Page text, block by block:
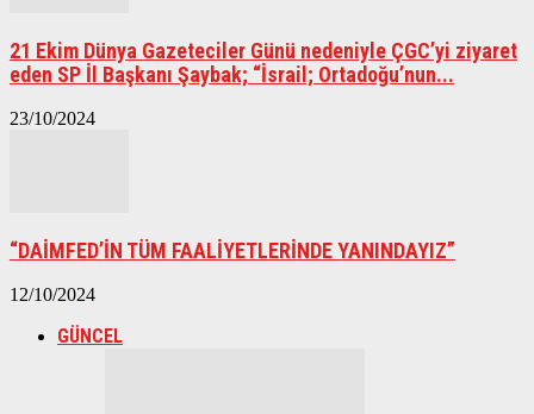
21 Ekim Dünya Gazeteciler Günü nedeniyle ÇGC’yi ziyaret
eden SP İl Başkanı Şaybak; “İsrail; Ortadoğu’nun...
23/10/2024
“DAİMFED’İN TÜM FAALİYETLERİNDE YANINDAYIZ”
12/10/2024
GÜNCEL